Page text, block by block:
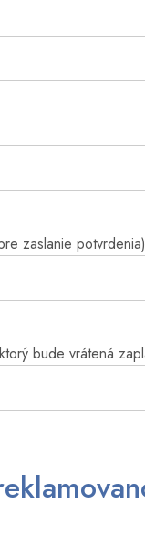
zaslanie
bude vrátená